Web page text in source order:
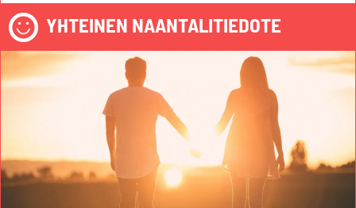
YHTEINEN NAANTALITIEDOTE